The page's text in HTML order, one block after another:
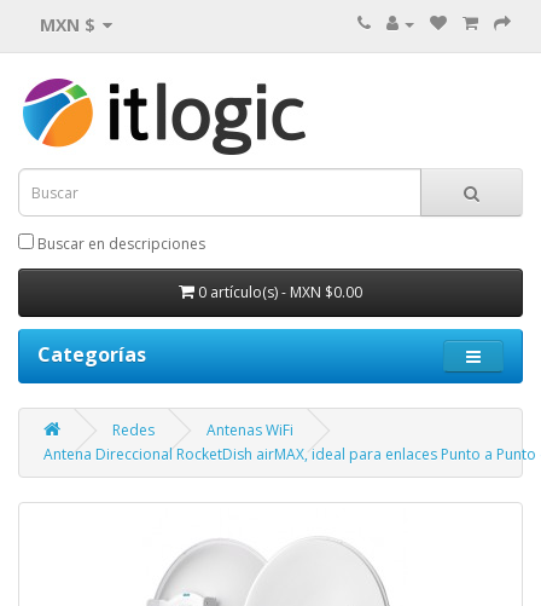
MXN $
Buscar en descripciones
0 artículo(s) - MXN $0.00
Categorías
Redes
Antenas WiFi
Antena Direccional RocketDish airMAX, ideal para enlaces Punto a Punto